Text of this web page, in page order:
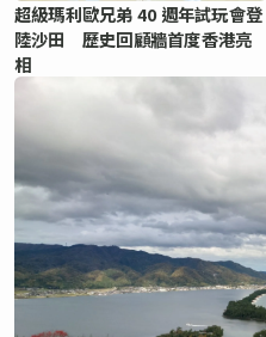
超級瑪利歐兄弟 40 週年試玩會登
陸沙田 歷史回顧牆首度香港亮
相